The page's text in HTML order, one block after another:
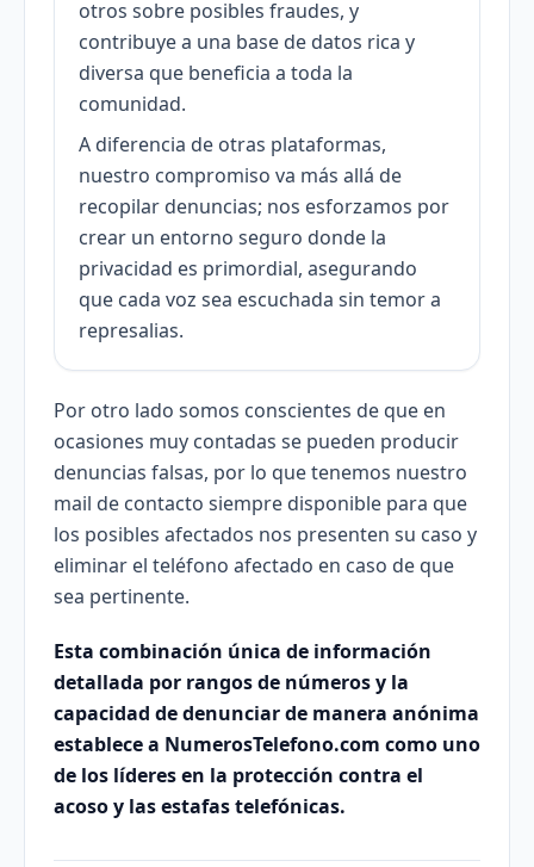
otros sobre posibles fraudes, y
contribuye a una base de datos rica y
diversa que beneficia a toda la
comunidad.
A diferencia de otras plataformas,
nuestro compromiso va más allá de
recopilar denuncias; nos esforzamos por
crear un entorno seguro donde la
privacidad es primordial, asegurando
que cada voz sea escuchada sin temor a
represalias.
Por otro lado somos conscientes de que en
ocasiones muy contadas se pueden producir
denuncias falsas, por lo que tenemos nuestro
mail de contacto siempre disponible para que
los posibles afectados nos presenten su caso y
eliminar el teléfono afectado en caso de que
sea pertinente.
Esta combinación única de información
detallada por rangos de números y la
capacidad de denunciar de manera anónima
establece a NumerosTelefono.com como uno
de los líderes en la protección contra el
acoso y las estafas telefónicas.